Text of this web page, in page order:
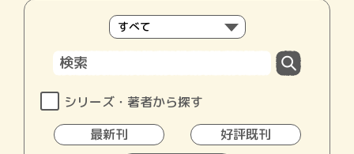
シリーズ・著者から探す
最新刊
好評既刊